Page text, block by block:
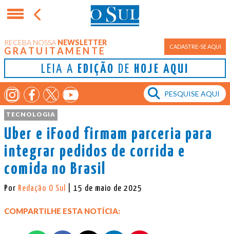
RECEBA NOSSA NEWSLETTER
GRATUITAMENTE CADASTRE-SE AQUI
LEIA A EDIÇÃO DE HOJE AQUI
TECNOLOGIA
Uber e iFood firmam parceria para
integrar pedidos de corrida e
comida no Brasil
Por Redação O Sul | 15 de maio de 2025
COMPARTILHE ESTA NOTÍCIA: